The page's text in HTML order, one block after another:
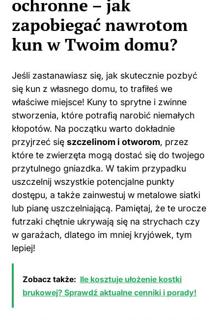
kun w Twoim domu?
Jeśli zastanawiasz się, jak skutecznie pozbyć
właściwe miejsce! Kuny to sprytne i zwinne
stworzenia, które potrafią narobić niemałych
kłopotów. Na początku warto dokładnie
przyjrzeć sięszczelinom i otworom, przez
które te zwierzęta mogą dostać się do twojego
przytulnego gniazdka. W takim przypadku
uszczelnij wszystkie potencjalne punkty
dostępu, a także zainwestuj w metalowe siatki
lub pianę uszczelniającą. Pamiętaj, że te urocze
futrzaki chętnie ukrywają się na strychach czy
w garażach, dlatego im mniej kryjówek, tym
lepiej!
Zobacz także:
Gdy już zabezpieczysz dom, warto pomyśleć o